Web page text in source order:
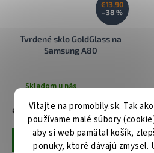
Vitajte na promobily.sk. Tak
používame malé súbory
aby si web pamätal košík,
ponuky, ktoré dávajú zmysel.
€13,90
–38 %
Tvrdené sklo GoldGlass na
Samsung A80
Skladom u nás
€8,60
Pridať do košíka